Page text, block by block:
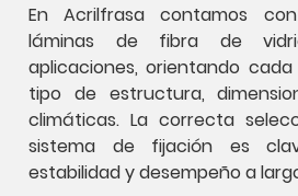
En Acrilfrasa contamos
láminas de fibra de
aplicaciones, orientando
tipo de estructura,
climáticas. La correcta
sistema de fijación es
estabilidad y desempeño a